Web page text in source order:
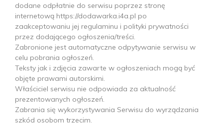
dodane odpłatnie do serwisu poprzez stronę
internetową https://dodawarka.i4a.pl po
zaakceptowaniu jej regulaminu i polityki prywatności
przez dodającego ogłoszenia/treści.
Zabronione jest automatyczne odpytywanie serwisu w
celu pobrania ogłoszeń.
Teksty jak i zdjęcia zawarte w ogłoszeniach mogą być
objęte prawami autorskimi.
Właściciel serwisu nie odpowiada za aktualność
prezentowanych ogłoszeń.
Zabrania się wykorzystywania Serwisu do wyrządzania
szkód osobom trzecim.